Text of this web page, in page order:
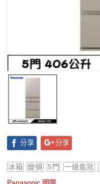
分享 分享
冰箱 變頻 5門 一級能效